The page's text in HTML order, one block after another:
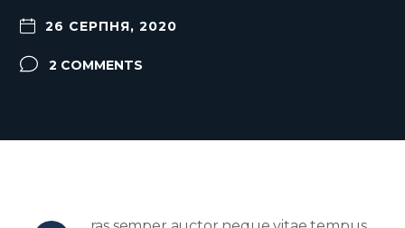
26 СЕРПНЯ, 2020
2 COMMENTS